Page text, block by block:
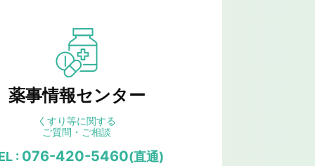
薬事情報センター
くすり等に関する
ご質問・ご相談
: 076-420-5460(直通)